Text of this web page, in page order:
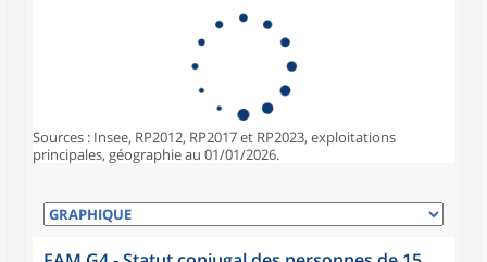
Sources : Insee, RP2012, RP2017 et RP2023, exploitations
principales, géographie au 01/01/2026.